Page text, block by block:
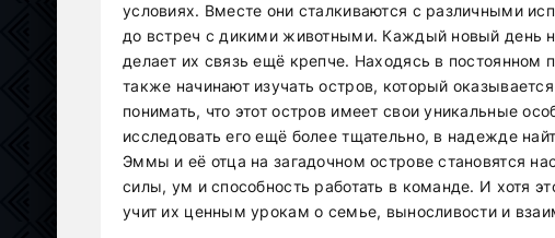
условиях. Вместе они сталкиваются с различными
до встреч с дикими животными. Каждый новый день
делает их связь ещё крепче. Находясь в постоянном
также начинают изучать остров, который
понимать, что этот остров имеет свои уникальные
исследовать его ещё более тщательно, в надежде
Эммы и её отца на загадочном острове становятся
силы, ум и способность работать в команде. И хотя
учит их ценным урокам о семье, выносливости и